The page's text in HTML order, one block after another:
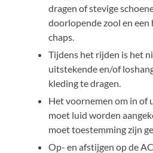
dragen of stevige
doorlopende zool en een
chaps.
Tijdens het rijden is het
uitstekende en/of
kleding te dragen.
Het voornemen om in of
moet luid worden
moet toestemming zijn
Op- en afstijgen op de